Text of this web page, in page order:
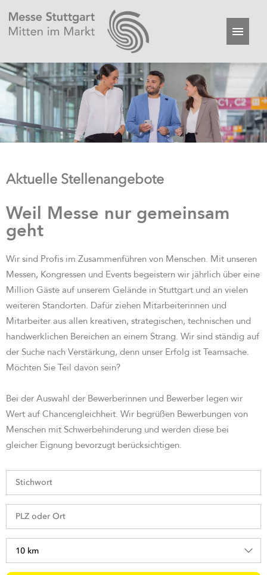
Aktuelle Stellenangebote
Weil Messe nur gemeinsam
geht
Wir sind Profis im Zusammenführen von Menschen. Mit unseren
Messen, Kongressen und Events begeistern wir jährlich über eine
Million Gäste auf unserem Gelände in Stuttgart und an vielen
weiteren Standorten. Dafür ziehen Mitarbeiterinnen und
Mitarbeiter aus allen kreativen, strategischen, technischen und
handwerklichen Bereichen an einem Strang. Wir sind ständig auf
der Suche nach Verstärkung, denn unser Erfolg ist Teamsache.
Möchten Sie Teil davon sein?
Bei der Auswahl der Bewerberinnen und Bewerber legen wir
Wert auf Chancengleichheit. Wir begrüßen Bewerbungen von
Menschen mit Schwerbehinderung und werden diese bei
gleicher Eignung bevorzugt berücksichtigen.
10 km